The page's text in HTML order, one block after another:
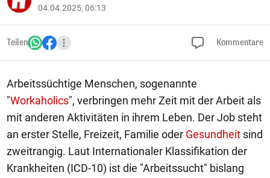
04.04.2025, 06:13
Teilen Kommentare
Arbeitssüchtige Menschen, sogenannte
"Workaholics", verbringen mehr Zeit mit der Arbeit als
mit anderen Aktivitäten in ihrem Leben. Der Job steht
an erster Stelle, Freizeit, Familie oder Gesundheit sind
zweitrangig. Laut Internationaler Klassifikation der
Krankheiten (ICD-10) ist die "Arbeitssucht" bislang